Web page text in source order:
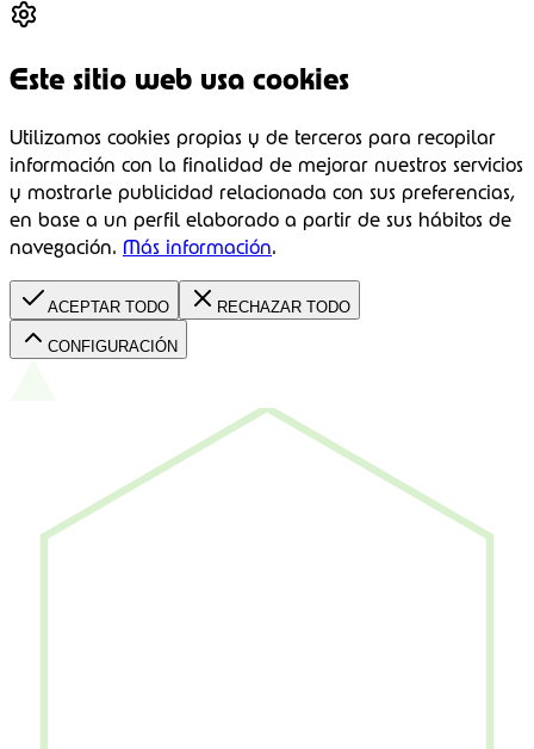
Este sitio web usa cookies
Utilizamos cookies propias y de terceros para recopilar
información con la finalidad de mejorar nuestros servicios
y mostrarle publicidad relacionada con sus preferencias,
en base a un perfil elaborado a partir de sus hábitos de
navegación. Más información.
ACEPTAR TODO RECHAZAR TODO
CONFIGURACIÓN